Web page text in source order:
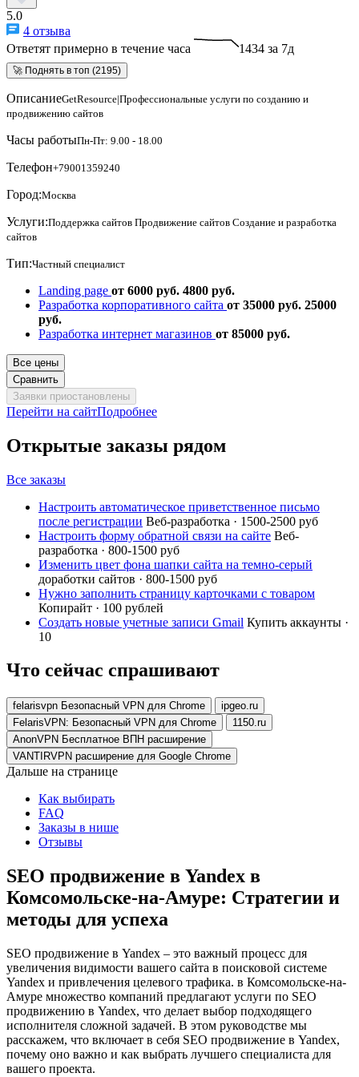
5.0
4 отзыва
Ответят примерно в течение часа
1434 за 7д
🚀 Поднять в топ (2195)
ОписаниеGetResource|Профессиональные услуги по созданию и
продвижению сайтов
Часы работыПн-Пт: 9.00 - 18.00
Телефон+79001359240
Город:Москва
Услуги:Поддержка сайтов Продвижение сайтов Создание и разработка
сайтов
Тип:Частный специалист
Landing page от 6000 руб. 4800 руб.
Разработка корпоративного сайта от 35000 руб. 25000
руб.
Разработка интернет магазинов от 85000 руб.
Все цены
Сравнить
Заявки приостановлены
Перейти на сайтПодробнее
Открытые заказы рядом
Все заказы
Настроить автоматическое приветственное письмо
после регистрации Веб-разработка · 1500-2500 руб
Настроить форму обратной связи на сайте Веб-
разработка · 800-1500 руб
Изменить цвет фона шапки сайта на темно-серый
доработки сайтов · 800-1500 руб
Нужно заполнить страницу карточками с товаром
Копирайт · 100 рублей
Создать новые учетные записи Gmail Купить аккаунты ·
10
Что сейчас спрашивают
felarisvpn Безопасный VPN для Chrome
ipgeo.ru
FelarisVPN: Безопасный VPN для Chrome
1150.ru
AnonVPN Бесплатное ВПН расширение
VANTIRVPN расширение для Google Chrome
Дальше на странице
Как выбирать
FAQ
Заказы в нише
Отзывы
SEO продвижение в Yandex в
Комсомольске-на-Амуре: Стратегии и
методы для успеха
SEO продвижение в Yandex – это важный процесс для
увеличения видимости вашего сайта в поисковой системе
Yandex и привлечения целевого трафика. в Комсомольске-на-
Амуре множество компаний предлагают услуги по SEO
продвижению в Yandex, что делает выбор подходящего
исполнителя сложной задачей. В этом руководстве мы
расскажем, что включает в себя SEO продвижение в Yandex,
почему оно важно и как выбрать лучшего специалиста для
вашего проекта.